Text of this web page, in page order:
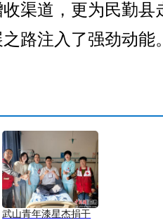
渠道，更为民勤县
路注入了强劲动能
武山青年漆星杰捐干